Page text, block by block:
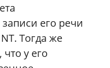
его речи
Тогда же
у его